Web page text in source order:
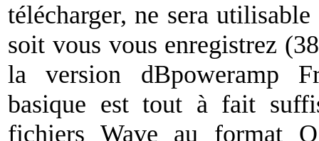
télécharger, ne sera
soit vous vous enregistrez
la version dBpoweramp
basique est tout à fait
fichiers Wave au format